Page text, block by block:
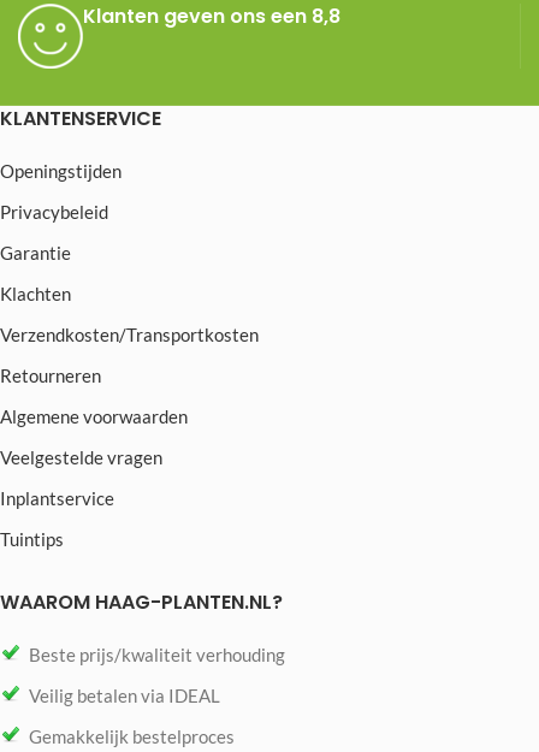
Klanten geven ons een 8,8
KLANTENSERVICE
Openingstijden
Privacybeleid
Garantie
Klachten
Verzendkosten/Transportkosten
Retourneren
Algemene voorwaarden
Veelgestelde vragen
Inplantservice
Tuintips
WAAROM HAAG-PLANTEN.NL?
Beste prijs/kwaliteit verhouding
Veilig betalen via IDEAL
Gemakkelijk bestelproces